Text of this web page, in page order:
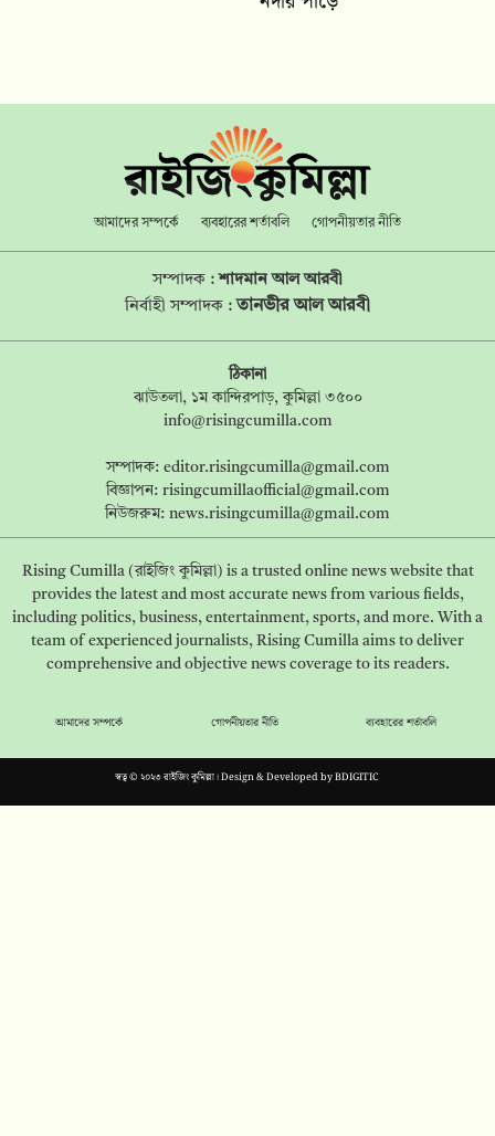
আমাদের সম্পর্কে ব্যবহারের শর্তাবলি গোপনীয়তার নীতি
সম্পাদক :শাদমান আল আরবী
নির্বাহী সম্পাদক :তানভীর আল আরবী
ঠিকানা
ঝাউতলা, ১ম কান্দিরপাড়, কুমিল্লা ৩৫০০
info@risingcumilla.com
সম্পাদক: editor.risingcumilla@gmail.com
বিজ্ঞাপন: risingcumillaofficial@gmail.com
নিউজরুম: news.risingcumilla@gmail.com
Rising Cumilla (রাইজিং কুমিল্লা) is a trusted online news website that
provides the latest and most accurate news from various fields,
including politics, business, entertainment, sports, and more. With a
team of experienced journalists, Rising Cumilla aims to deliver
comprehensive and objective news coverage to its readers.
আমাদের সম্পর্কে গোপনীয়তার নীতি ব্যবহারের শর্তাবলি
স্বত্ব © ২০২৩ রাইজিং কুমিল্লা। Design & Developed byBDIGITIC